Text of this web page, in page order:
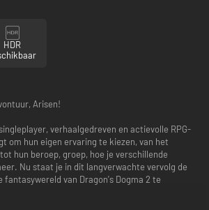
HDR
Arisen!
verhaalgedreven en actievolle RPG-
om hun eigen ervaring te kiezen, van het
hun beroep, groep, hoe je verschillende
Nu staat je in dit langverwachte vervolg de
fantasywereld van Dragon's Dogma 2 te